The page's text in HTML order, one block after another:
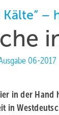
–
06-2017
in der
in